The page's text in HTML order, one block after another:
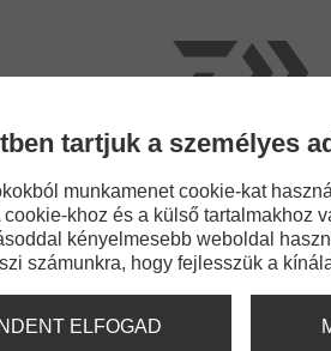
BOTOK
Spod
tartjuk a személyes
munkamenet cookie-kat
cookie-khoz és a külső tartalmakhoz
kényelmesebb weboldal
számunkra, hogy fejlesszük a
ELFOGAD